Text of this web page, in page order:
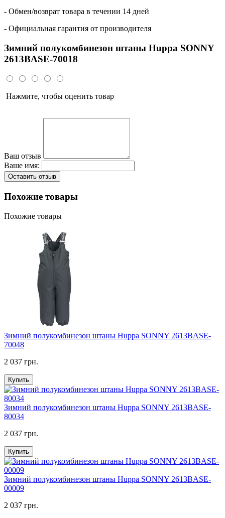
- Обмен/возврат товара в течении 14 дней
- Официальная гарантия от производителя
Зимний полукомбинезон штаны Huppa SONNY
2613BASE-70018
Нажмите, чтобы оценить товар
Ваш отзыв
Ваше имя:
Оставить отзыв
Похожие товары
Похожие товары
Зимний полукомбинезон штаны Huppa SONNY 2613BASE-
70048
2 037 грн.
Купить
Зимний полукомбинезон штаны Huppa SONNY 2613BASE-
80034
2 037 грн.
Купить
Зимний полукомбинезон штаны Huppa SONNY 2613BASE-
00009
2 037 грн.